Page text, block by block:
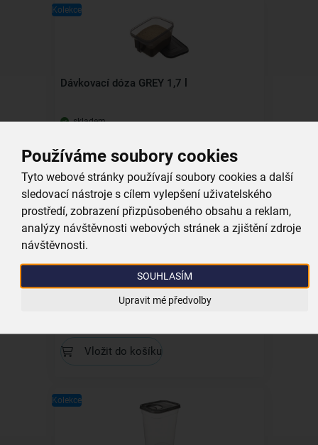
Používáme soubory cookies
Tyto webové stránky používají soubory cookies a další
sledovací nástroje s cílem vylepšení uživatelského
prostředí, zobrazení přizpůsobeného obsahu a reklam,
analýzy návštěvnosti webových stránek a zjištění zdroje
návštěvnosti.
SOUHLASÍM
Upravit mé předvolby
Kolekce
Dávkovací dóza GREY 1,7 l
skladem
Vložit do košíku
Kolekce
Dávkovací dóza GREY 1,8 l
Vložit do košíku
Kolekce